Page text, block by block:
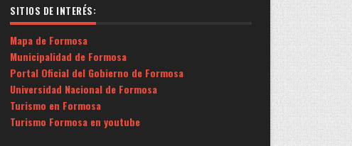
SITIOS DE INTERÉS:
Mapa de Formosa
Municipalidad de Formosa
Portal Oficial del Gobierno de Formosa
Universidad Nacional de Formosa
Turismo en Formosa
Turismo Formosa en youtube